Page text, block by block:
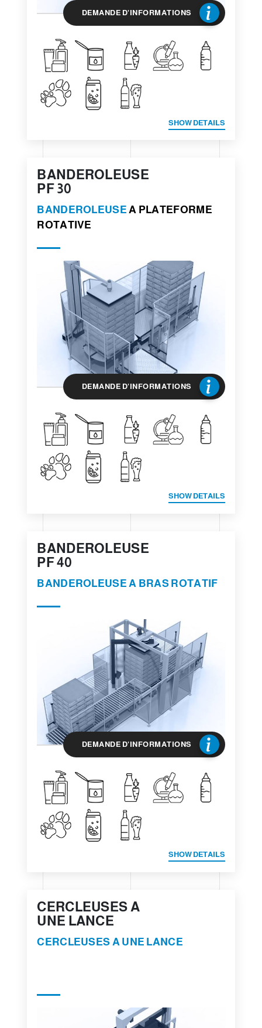
DEMANDE D'INFORMATIONS
SHOW DETAILS
BANDEROLEUSE
PF 30
BANDEROLEUSE A PLATEFORME
ROTATIVE
DEMANDE D'INFORMATIONS
SHOW DETAILS
BANDEROLEUSE
PF 40
BANDEROLEUSE A BRAS ROTATIF
DEMANDE D'INFORMATIONS
SHOW DETAILS
CERCLEUSES A
UNE LANCE
CERCLEUSES A UNE LANCE